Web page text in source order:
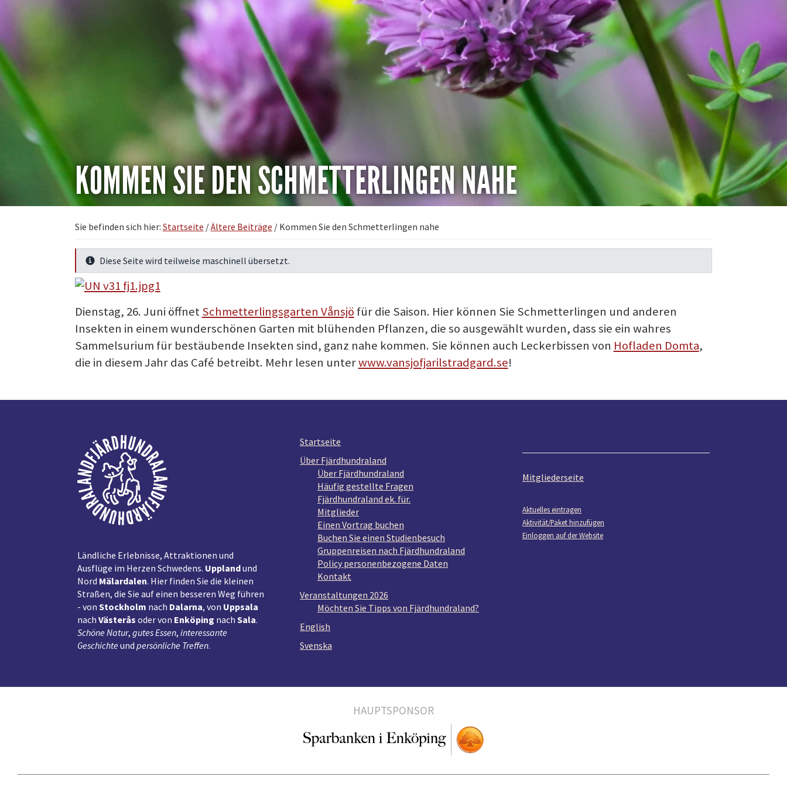
KOMMEN SIE DEN SCHMETTERLINGEN NAHE
Sie befinden sich hier: Startseite /Ältere Beiträge /Kommen Sie den Schmetterlingen nahe
Mehr Infos
Diese Seite wird teilweise maschinell übersetzt.
Dienstag, 26. Juni öffnetSchmetterlingsgarten Vånsjö für die Saison. Hier können Sie Schmetterlingen und anderen
Insekten in einem wunderschönen Garten mit blühenden Pflanzen, die so ausgewählt wurden, dass sie ein wahres
Sammelsurium für bestäubende Insekten sind, ganz nahe kommen. Sie können auch Leckerbissen von Hofladen Domta,
die in diesem Jahr das Café betreibt. Mehr lesen unterwww.vansjofjarilstradgard.se!
Ländliche Erlebnisse, Attraktionen und
Ausflüge im Herzen Schwedens. Upplandund
Nord Mälardalen. Hier finden Sie die kleinen
Straßen, die Sie auf einen besseren Weg führen
- von Stockholm nach Dalarna, von Uppsala
nach Västerås oder von Enköping nach Sala.
Schöne Natur, gutes Essen, interessante
Geschichte und persönliche Treffen.
Startseite
Über Fjärdhundraland
Über Fjärdhundraland
Häufig gestellte Fragen
Fjärdhundraland ek. für.
Mitglieder
Einen Vortrag buchen
Buchen Sie einen Studienbesuch
Gruppenreisen nach Fjärdhundraland
Policy personenbezogene Daten
Kontakt
Veranstaltungen 2026
Möchten Sie Tipps von Fjärdhundraland?
English
Svenska
Mitgliederseite
Aktuelles eintragen
Aktivität/Paket hinzufügen
Einloggen auf der Website
HAUPTSPONSOR